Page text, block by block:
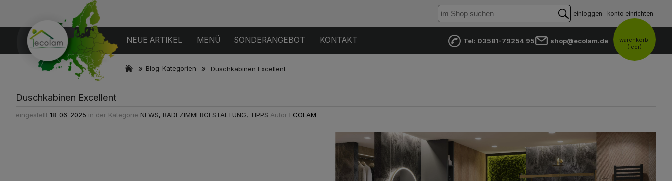
konto einrichten
einloggen
NEUE ARTIKEL MENÜ SONDERANGEBOT KONTAKT Tel: 03581-79254 95 shop@ecolam.de
warenkorb:
(leer)
» Blog-Kategorien » Duschkabinen Excellent
Duschkabinen Excellent
eingestellt 18-06-2025 in der Kategorie NEWS, BADEZIMMERGESTALTUNG, TIPPS Autor ECOLAM